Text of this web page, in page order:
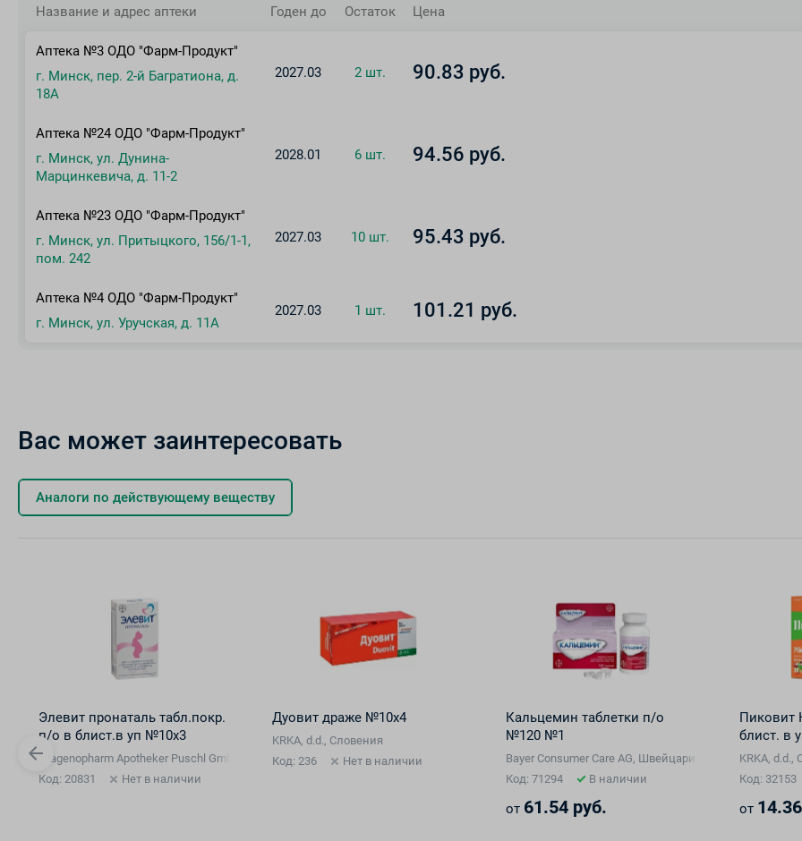
Название и адрес аптеки Годен до Остаток Цена
Аптека №3 ОДО "Фарм-Продукт"
г. Минск, пер. 2-й Багратиона, д.
18А
2027.03 2 шт. 90.83 руб.
Аптека №24 ОДО "Фарм-Продукт"
г. Минск, ул. Дунина-
Марцинкевича, д. 11-2
2028.01 6 шт. 94.56 руб.
Аптека №23 ОДО "Фарм-Продукт"
г. Минск, ул. Притыцкого, 156/1-1,
пом. 242
2027.03 10 шт. 95.43 руб.
Аптека №4 ОДО "Фарм-Продукт"
г. Минск, ул. Уручская, д. 11А
2027.03 1 шт. 101.21 руб.
Вас может заинтересовать
Аналоги по действующему веществу
Элевит пронаталь табл.покр.
п/о в блист.в уп №10х3
Dragenopharm Apotheker Puschl GmbH, Германия
Код: 20831
Нет в наличии
Дуовит драже №10х4
KRKA, d.d., Словения
Код: 236
Нет в наличии
Кальцемин таблетки п/о
№120 №1
Bayer Consumer Care AG, Швейцария/ Contract
Код: 71294
В наличии
от 61.54 руб.
Пиковит
блист. в
KRKA, d.d.,
Код: 32153
от